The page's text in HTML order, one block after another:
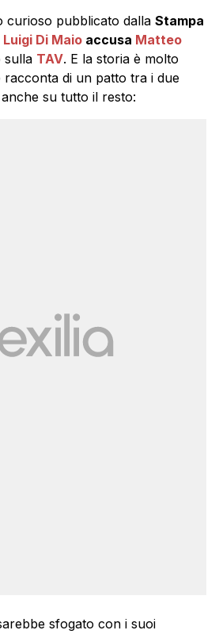
curioso pubblicato dalla Stampa
Luigi Di Maio accusa Matteo
sulla TAV. E la storia è molto
racconta di un patto tra i due
su tutto il resto:
sfogato con i suoi